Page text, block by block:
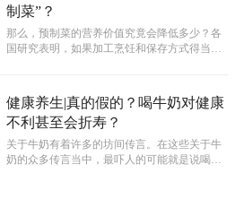
制菜”？
那么，预制菜的营养价值究竟会降低多少？各
国研究表明，如果加工烹饪和保存方式得当的
健康养生|真的假的？喝牛奶对健康
不利甚至会折寿？
关于牛奶有着许多的坊间传言。在这些关于牛
奶的众多传言当中，最吓人的可能就是说喝牛